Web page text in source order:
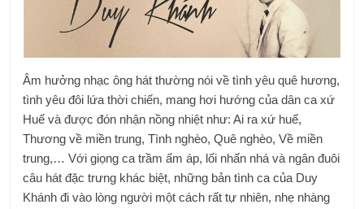
Âm hưởng nhạc ông hát thường nói về tình yêu quê hương,
tình yêu đôi lứa thời chiến, mang hơi hướng của dân ca xứ
Huế và được đón nhận nồng nhiệt như: Ai ra xứ huế,
Thương về miền trung, Tình nghèo, Quê nghèo, Về miền
trung,… Với giọng ca trầm ấm áp, lối nhấn nhá và ngân đuôi
câu hát đặc trưng khác biệt, những bản tình ca của Duy
Khánh đi vào lòng người một cách rất tự nhiên, nhẹ nhàng